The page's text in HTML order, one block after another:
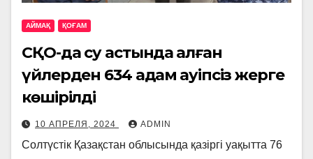
АЙМАҚ ҚОҒАМ
СҚО-да су астында қалған
үйлерден 634 адам қауіпсіз жерге
көшірілді
10 АПРЕЛЯ, 2024 ADMIN
Солтүстік Қазақстан облысында қазіргі уақытта 76